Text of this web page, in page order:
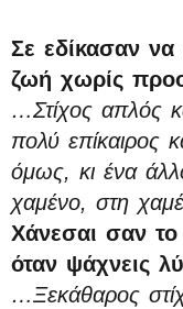
Σε εδίκασαν
ζωή χωρίς
…Στίχος απλός
πολύ επίκαιρος
όμως, κι ένα
χαμένο, στη
Χάνεσαι σαν
όταν ψάχνεις
…Ξεκάθαρος